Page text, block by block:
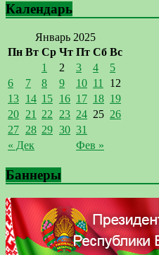
Календарь
Январь 2025
Пн Вт Ср Чт Пт Сб Вс
« Дек Фев »
1 2 3 4
5
6
7 8 9 10 11
12
13 14 15 16 17 18 19
20 21 22 23 24 25 26
27 28 29 30 31
Баннеры